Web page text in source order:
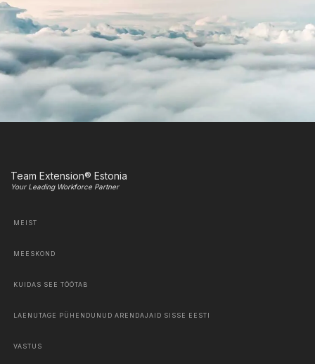
Team Extension® Estonia
Your Leading Workforce Partner
MEIST
MEESKOND
KUIDAS SEE TÖÖTAB
LAENUTAGE PÜHENDUNUD ARENDAJAID SISSE EESTI
VASTUS